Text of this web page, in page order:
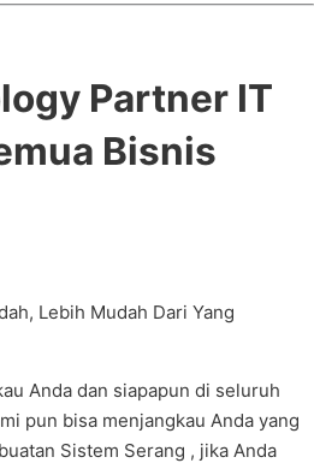
Partner IT
Bisnis
Lebih Mudah Dari Yang
Anda dan siapapun di seluruh
pun bisa menjangkau Anda yang
Sistem Serang , jika Anda